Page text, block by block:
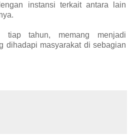
instansi terkait antara lain
tiap tahun, memang menjadi
dihadapi masyarakat di sebagian